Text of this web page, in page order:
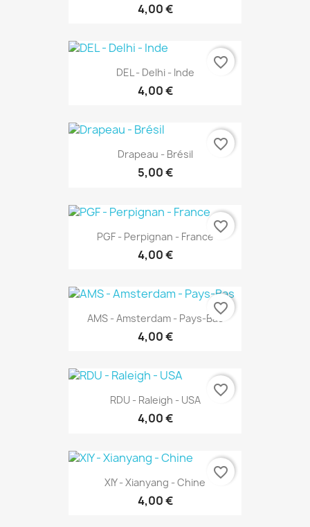
4,00 €
DEL - Delhi - Inde
4,00 €
favorite_border
Drapeau - Brésil
5,00 €
favorite_border
PGF - Perpignan - France
4,00 €
favorite_border
AMS - Amsterdam - Pays-Bas
4,00 €
favorite_border
RDU - Raleigh - USA
4,00 €
favorite_border
XIY - Xianyang - Chine
4,00 €
favorite_border